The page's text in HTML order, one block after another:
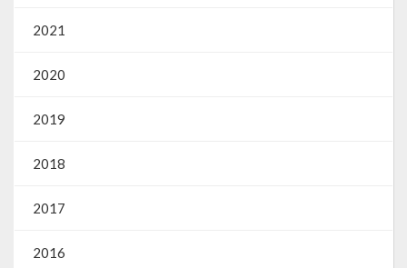
2021
2020
2019
2018
2017
2016